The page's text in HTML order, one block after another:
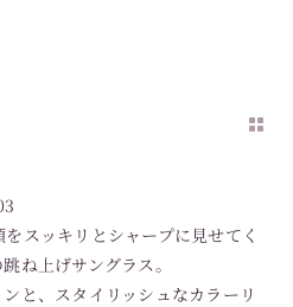
スッキリとシャープに見せてく
ね上げサングラス。
と、スタイリッシュなカラーリ